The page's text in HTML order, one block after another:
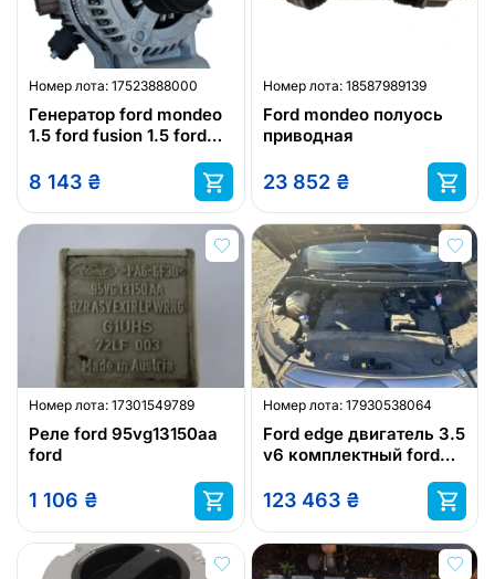
Номер лота: 17523888000
Генератор ford mondeo
1.5 ford fusion 1.5 ford
1.6
8 143 ₴
Номер лота: 18587989139
Ford mondeo полуось
приводная
23 852 ₴
Номер лота: 17301549789
Реле ford 95vg13150aa
ford
1 106 ₴
Номер лота: 17930538064
Ford edge двигатель 3.5
v6 комплектный ford
123 463 ₴